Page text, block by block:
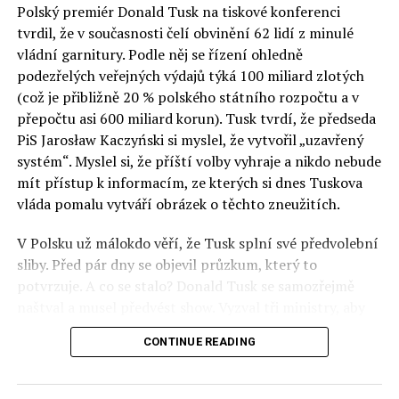
Otázky spojené s vývojem umělé inteligence budou na
fóru AI zvláště diskutovanou oblastí. Fórum AI bude
zahrnovat vyhrazenou tematickou trať skládající se z
panelů, prezentací, workshopů a speciálních akcí.
Budou diskutovány klíčové otázky vlivu umělé
inteligence ve společnosti, ale i v sektoru veřejných a
komerčních služeb. Budou se diskutovat problémy a
výzvy, kterým bude muset trh čelit tváří v tvář zásadním
technologickým změnám. Účastníci fóra také zváží, do
technologií umělé inteligence v mnoha oblastech života
umožní Evropské unii obnovit konkurenceschopnost ve
vztahu ke globálním ekonomikám a nutnosti zajistit
Polský premiér Donald Tusk na tiskové konferenci
tvrdil, že v současnosti čelí obvinění 62 lidí z minulé
vládní garnitury. Podle něj se řízení ohledně
podezřelých veřejných výdajů týká 100 miliard zlotých
(což je přibližně 20 % polského státního rozpočtu a v
přepočtu asi 600 miliard korun). Tusk tvrdí, že předseda
PiS Jarosław Kaczyński si myslel, že vytvořil „uzavřený
systém“. Myslel si, že příští volby vyhraje a nikdo nebude
mít přístup k informacím, ze kterých si dnes Tuskova
vláda pomalu vytváří obrázek o těchto zneužitích.
V Polsku už málokdo věří, že Tusk splní své předvolební
sliby. Před pár dny se objevil průzkum, který to
potvrzuje. A co se stalo? Donald Tusk se samozřejmě
před kamerami podepsali dohodu o stíhání členů PiS, a
ti poslušně ono divadlo předvedli. Andrzej Domański
CONTINUE READING